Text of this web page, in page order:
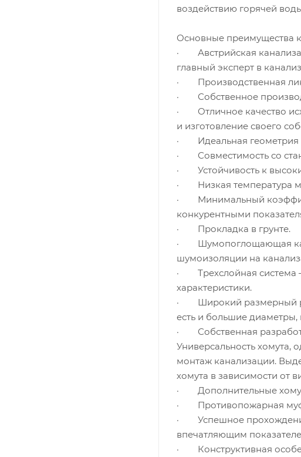
воздействию горячей
Основные преимущества
· Австрийская
главный эксперт в
· Производственная
· Собственное
· Отличное качество
и изготовление своего
· Идеальная геометрия
· Совместимость со
· Устойчивость к
· Низкая температура
· Минимальный
конкурентными
· Прокладка в грунте.
· Шумопоглощающая
шумоизоляции на
· Трехслойная система –
характеристики.
· Широкий размерный
есть и большие диаметры,
· Собственная
Универсальность
монтаж канализации.
хомута в зависимости от
· Дополнительные
· Противопожарная
· Успешное прохождения
впечатляющим
· Конструктивная